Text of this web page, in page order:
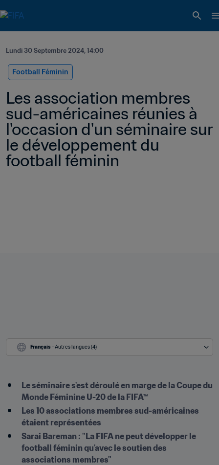
Lundi 30 Septembre 2024, 14:00
Football Féminin
Les association membres
sud-américaines réunies à
l'occasion d'un séminaire sur
le développement du
football féminin
Français - Autres langues (4)
Le séminaire s'est déroulé en marge de la Coupe du
Monde Féminine U-20 de la FIFA™
Les 10 associations membres sud-américaines
étaient représentées
Sarai Bareman : "La FIFA ne peut développer le
football féminin qu'avec le soutien des
associations membres"